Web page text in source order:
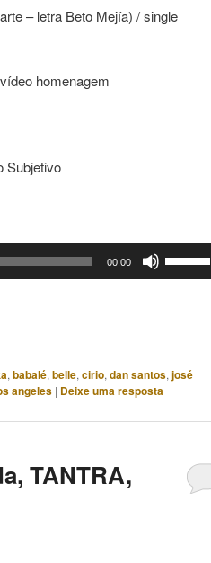
– letra Beto Mejía) / single
homenagem
Subjetivo
00:00
para
para
diminuir
,babalé,belle,cirio,dan santos,josé
angeles | Deixe uma resposta
TANTRA,